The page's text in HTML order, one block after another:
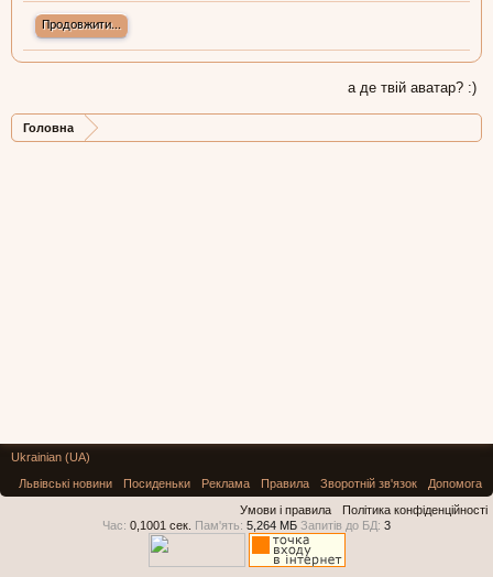
Продовжити...
а де твій аватар? :)
Головна
Ukrainian (UA)
Львівські новини
Посиденьки Реклама Правила Зворотній зв'язок
Допомога
Умови і правила
Політика конфіденційності
Час: 0,1001 сек. Пам'ять: 5,264 МБ Запитів до БД: 3